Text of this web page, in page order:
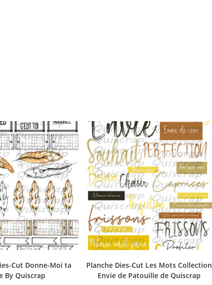
Cut Donne-Moi ta
By Quiscrap
Planche Dies-Cut Les Mots Collection
Envie de Patouille de Quiscrap